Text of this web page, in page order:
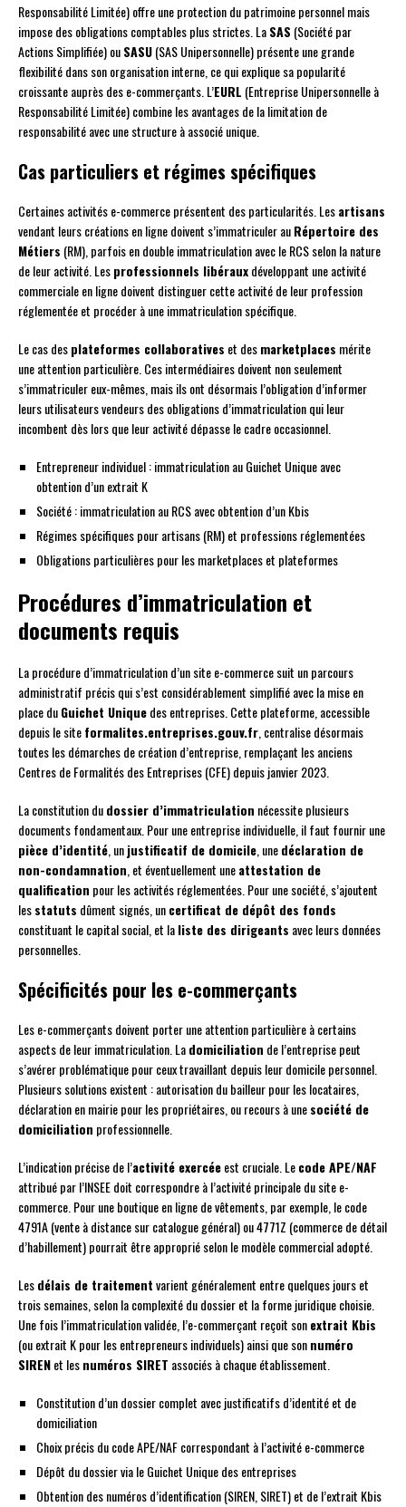
Responsabilité Limitée) offre une protection du patrimoine personnel mais
impose des obligations comptables plus strictes. LaSAS (Société par
Actions Simplifiée) ouSASU(SAS Unipersonnelle) présente une grande
flexibilité dans son organisation interne, ce qui explique sa popularité
croissante auprès des e-commerçants. L’EURL (Entreprise Unipersonnelle à
Responsabilité Limitée) combine les avantages de la limitation de
responsabilité avec une structure à associé unique.
Cas particuliers et régimes spécifiques
Certaines activités e-commerce présentent des particularités. Lesartisans
vendant leurs créations en ligne doivent s’immatriculer auRépertoire des
Métiers (RM), parfois en double immatriculation avec le RCS selon la nature
de leur activité. Lesprofessionnels libérauxdéveloppant une activité
commerciale en ligne doivent distinguer cette activité de leur profession
réglementée et procéder à une immatriculation spécifique.
Le cas desplateformes collaboratives et desmarketplaces mérite
une attention particulière. Ces intermédiaires doivent non seulement
s’immatriculer eux-mêmes, mais ils ont désormais l’obligation d’informer
leurs utilisateurs vendeurs des obligations d’immatriculation qui leur
incombent dès lors que leur activité dépasse le cadre occasionnel.
Entrepreneur individuel : immatriculation au Guichet Unique avec
obtention d’un extrait K
Société : immatriculation au RCS avec obtention d’un Kbis
Régimes spécifiques pour artisans (RM) et professions réglementées
Obligations particulières pour les marketplaces et plateformes
Procédures d’immatriculation et
documents requis
La procédure d’immatriculation d’un site e-commerce suit un parcours
administratif précis qui s’est considérablement simplifié avec la mise en
place duGuichet Uniquedes entreprises. Cette plateforme, accessible
depuis le siteformalites.entreprises.gouv.fr, centralise désormais
toutes les démarches de création d’entreprise, remplaçant les anciens
Centres de Formalités des Entreprises (CFE) depuis janvier 2023.
La constitution dudossier d’immatriculation nécessite plusieurs
documents fondamentaux. Pour une entreprise individuelle, il faut fournir une
pièce d’identité, unjustificatif de domicile, unedéclaration de
non-condamnation, et éventuellement uneattestation de
qualification pour les activités réglementées. Pour une société, s’ajoutent
lesstatuts dûment signés, uncertificat de dépôt des fonds
constituant le capital social, et laliste des dirigeants avec leurs données
personnelles.
Spécificités pour les e-commerçants
Les e-commerçants doivent porter une attention particulière à certains
aspects de leur immatriculation. Ladomiciliation de l’entreprise peut
s’avérer problématique pour ceux travaillant depuis leur domicile personnel.
Plusieurs solutions existent : autorisation du bailleur pour les locataires,
déclaration en mairie pour les propriétaires, ou recours à unesociété de
domiciliation professionnelle.
L’indication précise de l’activité exercéeest cruciale. Lecode APE/NAF
attribué par l’INSEE doit correspondre à l’activité principale du site e-
commerce. Pour une boutique en ligne de vêtements, par exemple, le code
4791A (vente à distance sur catalogue général) ou 4771Z (commerce de détail
d’habillement) pourrait être approprié selon le modèle commercial adopté.
Lesdélais de traitementvarient généralement entre quelques jours et
trois semaines, selon la complexité du dossier et la forme juridique choisie.
Une fois l’immatriculation validée, l’e-commerçant reçoit sonextrait Kbis
(ou extrait K pour les entrepreneurs individuels) ainsi que sonnuméro
SIRENet lesnuméros SIRET associés à chaque établissement.
Constitution d’un dossier complet avec justificatifs d’identité et de
domiciliation
Choix précis du code APE/NAF correspondant à l’activité e-commerce
Dépôt du dossier via le Guichet Unique des entreprises
Obtention des numéros d’identification (SIREN, SIRET) et de l’extrait Kbis